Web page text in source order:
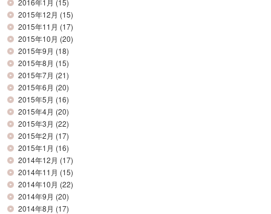
2015年12月 (15)
2015年11月 (17)
2015年10月 (20)
2015年9月 (18)
2015年8月 (15)
2015年7月 (21)
2015年6月 (20)
2015年5月 (16)
2015年4月 (20)
2015年3月 (22)
2015年2月 (17)
2015年1月 (16)
2014年12月 (17)
2014年11月 (15)
2014年10月 (22)
2014年9月 (20)
2014年8月 (17)